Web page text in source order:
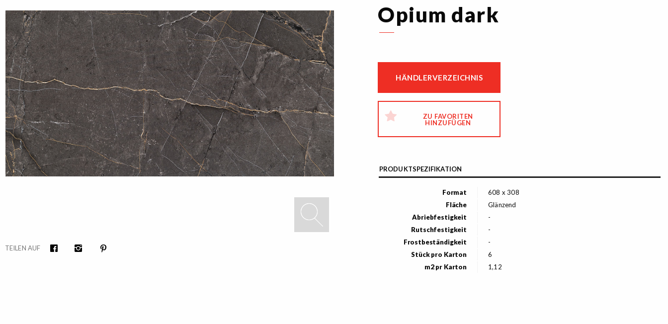
TEILEN AUF Facebook Instagram
Opium dark
HÄNDLERVERZEICHNIS
ZU FAVORITEN
HINZUFÜGEN
PRODUKTSPEZIFIKATION
Format
608 x 308
Fläche
Glänzend
Abriebfestigkeit
-
Rutschfestigkeit
-
Frostbeständigkeit
-
Stück pro Karton
6
m2 pr Karton
1,12